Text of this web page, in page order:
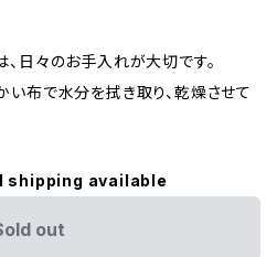
日々のお手入れが大切です。
布で水分を拭き取り、乾燥させて
shipping available
out